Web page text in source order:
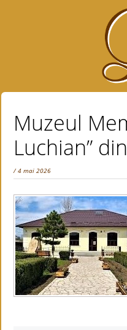
Muzeul
Luchian”
/ 4 mai 2026